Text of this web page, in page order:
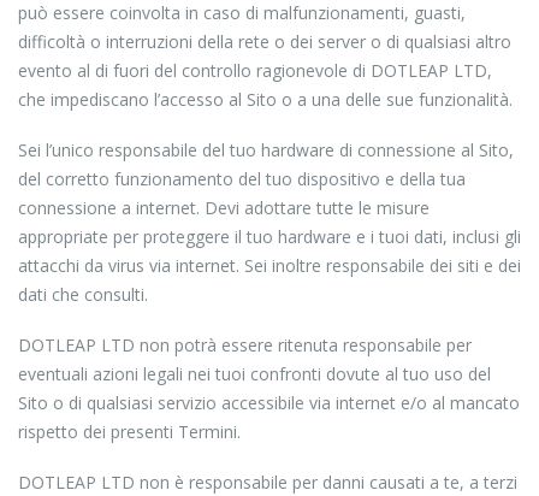
può essere coinvolta in caso di malfunzionamenti, guasti,
difficoltà o interruzioni della rete o dei server o di qualsiasi altro
evento al di fuori del controllo ragionevole di DOTLEAP LTD,
che impediscano l’accesso al Sito o a una delle sue funzionalità.
Sei l’unico responsabile del tuo hardware di connessione al Sito,
del corretto funzionamento del tuo dispositivo e della tua
connessione a internet. Devi adottare tutte le misure
appropriate per proteggere il tuo hardware e i tuoi dati, inclusi gli
attacchi da virus via internet. Sei inoltre responsabile dei siti e dei
dati che consulti.
DOTLEAP LTD non potrà essere ritenuta responsabile per
eventuali azioni legali nei tuoi confronti dovute al tuo uso del
Sito o di qualsiasi servizio accessibile via internet e/o al mancato
rispetto dei presenti Termini.
DOTLEAP LTD non è responsabile per danni causati a te, a terzi